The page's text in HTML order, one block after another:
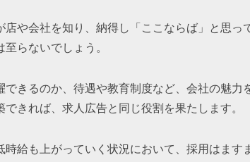
店や会社を知り、納得し「ここならば」と思
らないでしょう。
できるのか、待遇や教育制度など、会社の魅
きれば、求人広告と同じ役割を果たします。
時給も上がっていく状況において、採用はま